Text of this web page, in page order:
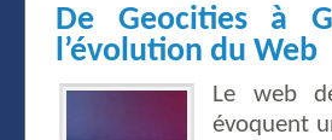
De Geocities à
l’évolution du Web
Le web
évoquent